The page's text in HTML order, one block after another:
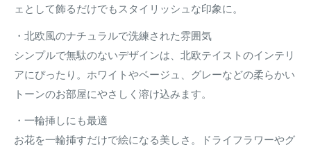
ェとして飾るだけでもスタイリッシュな印象に。
・北欧風のナチュラルで洗練された雰囲気
シンプルで無駄のないデザインは、北欧テイストのインテリ
アにぴったり。ホワイトやベージュ、グレーなどの柔らかい
トーンのお部屋にやさしく溶け込みます。
・一輪挿しにも最適
お花を一輪挿すだけで絵になる美しさ。ドライフラワーやグ